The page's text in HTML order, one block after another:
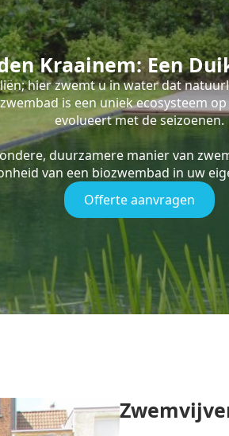
Kraainem: Een
hier zwemt u in water dat
is een uniek ecosysteem
evolueert met de seizoenen.
duurzamere manier van
van een biozwembad in uw
Offerte aanvragen